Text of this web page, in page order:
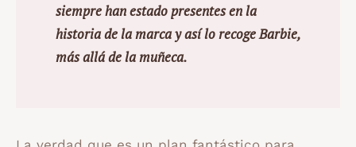
siemprehan estado presentes en la
historia de la marca y así lo recoge Barbie,
más allá de la muñeca.